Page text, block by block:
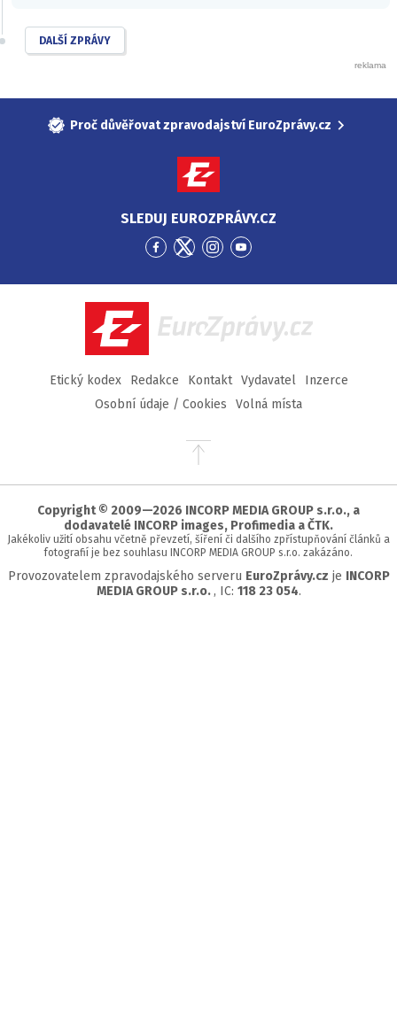
DALŠÍ ZPRÁVY
Proč důvěřovat zpravodajství EuroZprávy.cz
SLEDUJ EUROZPRÁVY.CZ
Přejít
Facebook
Přejít
Twitter
Přejít
Instagram
Přejít
YouTube
EuroZprávy.cz
Etický kodex Redakce Kontakt Vydavatel
Inzerce
Osobní údaje / Cookies
Volná místa
Přejít
stránky
Copyright © 2009—2026 INCORP MEDIA GROUP s.r.o., a
dodavatelé INCORP images, Profimedia a ČTK.
Jakékoliv užití obsahu včetně převzetí, šíření či dalšího zpřístupňování článků a
fotografií je bez souhlasu INCORP MEDIA GROUP s.r.o. zakázáno.
Provozovatelem zpravodajského serveru EuroZprávy.cz je INCORP
MEDIA GROUP s.r.o., IC: 118 23 054.